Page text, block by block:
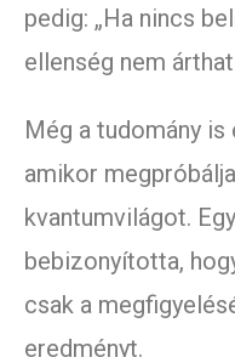
pedig: „Ha nincs
ellenség nem árthat
Még a tudomány
amikor
kvantumvilágot.
bebizonyította,
csak a
eredményt.